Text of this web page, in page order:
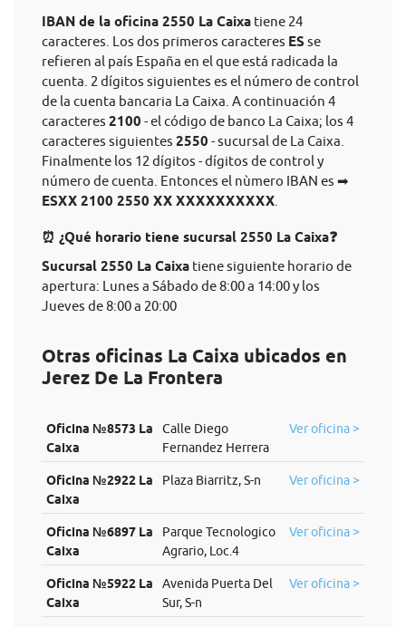
IBAN de la oficina 2550 La Caixa tiene 24
caracteres. Los dos primeros caracteres ES se
refieren al país España en el que está radicada la
cuenta. 2 dígitos siguientes es el número de control
de la cuenta bancaria La Caixa. A continuación 4
caracteres 2100 - el código de banco La Caixa; los 4
caracteres siguientes 2550 - sucursal de La Caixa.
Finalmente los 12 dígitos - dígitos de control y
número de cuenta. Entonces el nùmero IBAN es ➡
ESXX 2100 2550 XX XXXXXXXXXX
⏰ ¿Qué horario tiene sucursal 2550 La Caixa❓
Sucursal 2550 La Caixa tiene siguiente horario de
apertura: Lunes a Sábado de 8:00 a 14:00 y los
Jueves de 8:00 a 20:00
Otras oficinas La Caixa ubicados en
Jerez De La Frontera
Oficina №8573 La
Caixa
Calle Diego
Fernandez Herrera
Ver oficina >
Oficina №2922 La
Caixa
Plaza Biarritz, S-n Ver oficina >
Oficina №6897 La
Caixa
Parque Tecnologico
Agrario, Loc.4
Ver oficina >
Oficina №5922 La
Caixa
Avenida Puerta Del
Sur, S-n
Ver oficina >